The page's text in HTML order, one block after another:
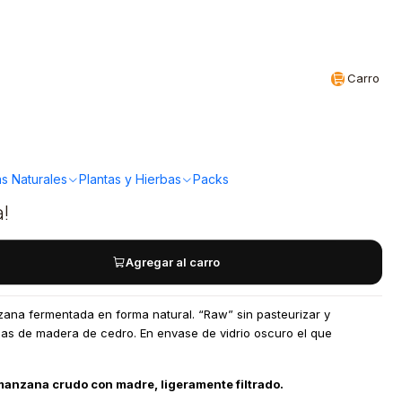
Carro
Naturales Plantas y Hierbas Packs
500ml
Agregar al carro
fermentada en forma natural. “Raw” sin pasteurizar y
de madera de cedro. En envase de vidrio oscuro el que
crudo con madre, ligeramente filtrado.